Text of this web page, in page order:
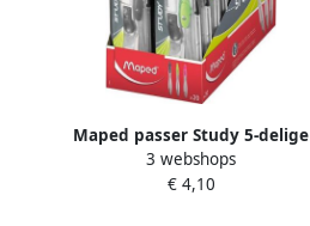
Maped passer Study 5-delige
passerdoos: 1 passer Study 1
gum 1 mineslijper 1 kokertje
3 webshops
€ 4,10